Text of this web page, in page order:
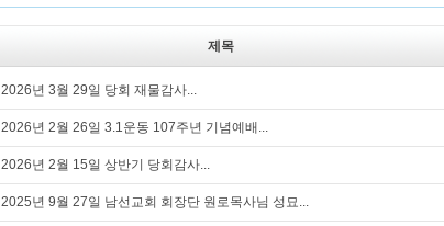
제목
2026년 3월 29일 당회 재물감사...
2026년 2월 26일 3.1운동 107주년 기념예배...
2026년 2월 15일 상반기 당회감사...
2025년 9월 27일 남선교회 회장단 원로목사님 성묘...